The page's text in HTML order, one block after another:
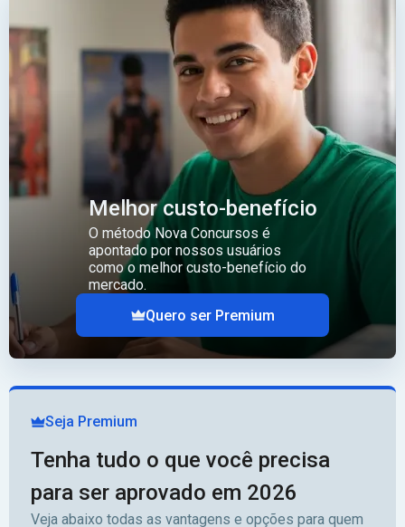
Melhor custo-benefício
O método Nova Concursos é
apontado por nossos usuários
como o melhor custo-benefício do
mercado.
Quero ser Premium
Seja Premium
Tenha tudo o que você precisa
para ser aprovado em 2026
Veja abaixo todas as vantagens e opções para quem